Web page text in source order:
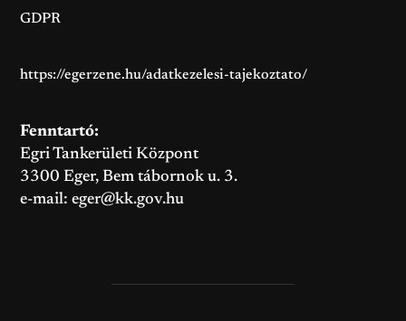
GDPR
https://egerzene.hu/adatkezelesi-tajekoztato/
Fenntartó:
Egri Tankerületi Központ
3300 Eger, Bem tábornok u. 3.
e-mail:eger@kk.gov.hu